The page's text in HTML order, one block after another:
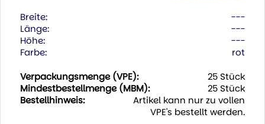
Breite:
---
Länge:
---
Höhe:
---
Farbe:
rot
Verpackungsmenge (VPE):
25 Stück
Mindestbestellmenge (MBM):
25 Stück
Bestellhinweis:
Artikel kann nur zu vollen
VPE's bestellt werden.